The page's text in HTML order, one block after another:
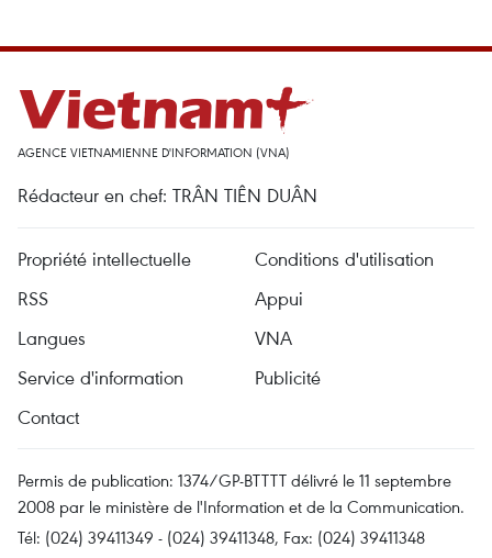
AGENCE VIETNAMIENNE D'INFORMATION (VNA)
Rédacteur en chef: TRÂN TIÊN DUÂN
Propriété intellectuelle
Conditions d'utilisation
RSS
Appui
Langues
VNA
Service d'information
Publicité
Contact
Permis de publication: 1374/GP-BTTTT délivré le 11 septembre
2008 par le ministère de l'Information et de la Communication.
Tél: (024) 39411349 - (024) 39411348, Fax: (024) 39411348